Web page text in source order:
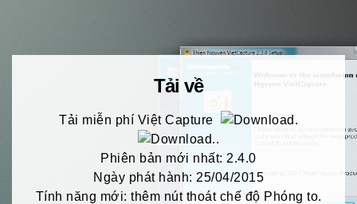
Tải về
Tải miễn phí Việt Capture
.
Phiên bản mới nhất: 2.4.0
Ngày phát hành: 25/04/2015
Tính năng mới: thêm nút thoát chế độ Phóng to.